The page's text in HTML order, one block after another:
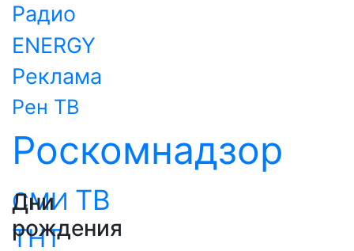
Радио
ENERGY
Реклама
Рен ТВ
Роскомнадзор
СМИ ТВ
ТНТ
Дни
рождения